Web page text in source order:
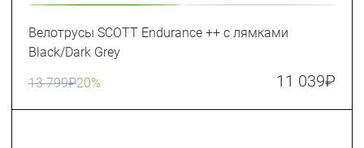
Велотрусы SCOTT Endurance ++ с лямками
Black/Dark Grey
13 799₽20% 11 039₽